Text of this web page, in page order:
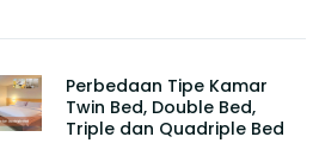
Perbedaan Tipe Kamar
Twin Bed, Double Bed,
Triple dan Quadriple Bed